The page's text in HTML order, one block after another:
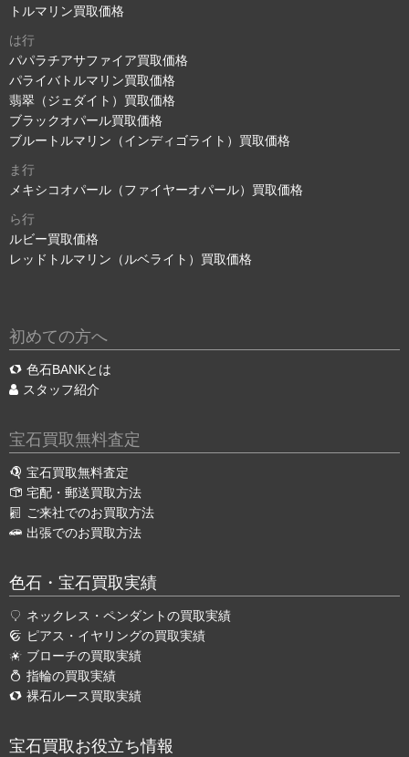
トルマリン買取価格
は行
パパラチアサファイア買取価格
パライバトルマリン買取価格
翡翠（ジェダイト）買取価格
ブラックオパール買取価格
ブルートルマリン（インディゴライト）買取価格
ま行
メキシコオパール（ファイヤーオパール）買取価格
ら行
ルビー買取価格
レッドトルマリン（ルベライト）買取価格
初めての方へ
色石BANKとは
スタッフ紹介
宝石買取無料査定
宝石買取無料査定
宅配・郵送買取方法
ご来社でのお買取方法
出張でのお買取方法
色石・宝石買取実績
ネックレス・ペンダントの買取実績
ピアス・イヤリングの買取実績
ブローチの買取実績
指輪の買取実績
裸石ルース買取実績
宝石買取お役立ち情報